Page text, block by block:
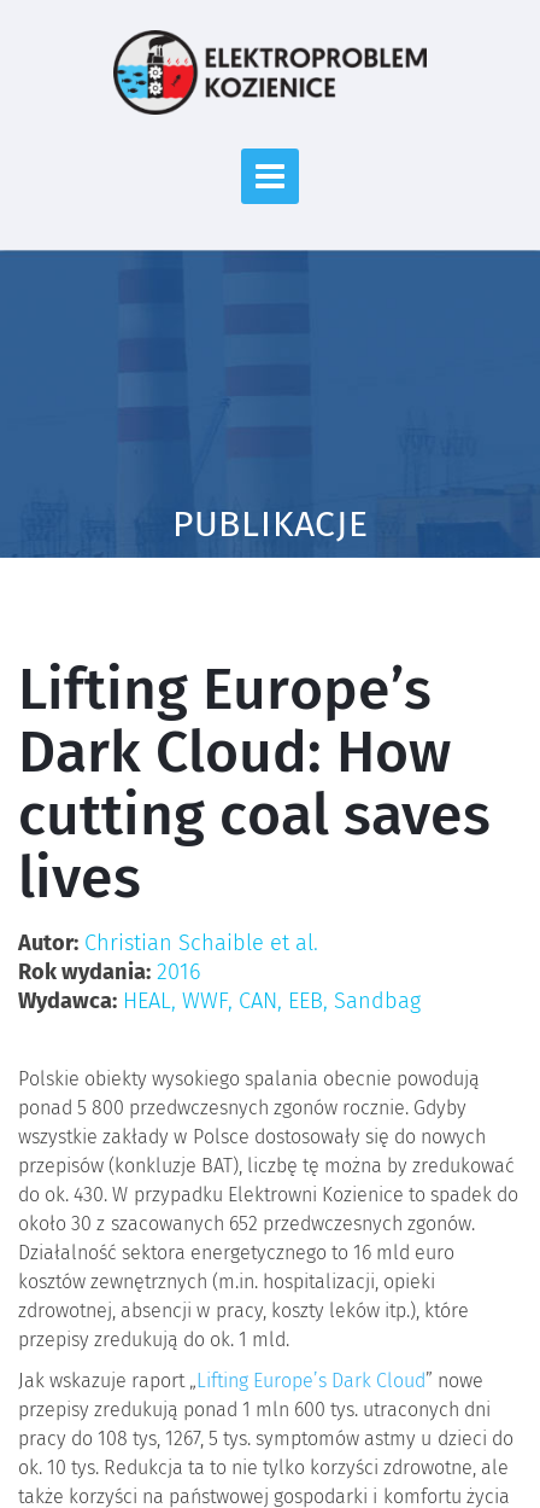
PUBLIKACJE
Lifting Europe’s
Dark Cloud: How
cutting coal saves
lives
Autor: Christian Schaible et al.
Rok wydania: 2016
Wydawca: HEAL, WWF, CAN, EEB, Sandbag
Polskie obiekty wysokiego spalania obecnie powodują
ponad 5 800 przedwczesnych zgonów rocznie. Gdyby
wszystkie zakłady w Polsce dostosowały się do nowych
przepisów (konkluzje BAT), liczbę tę można by zredukować
do ok. 430. W przypadku Elektrowni Kozienice to spadek do
około 30 z szacowanych 652 przedwczesnych zgonów.
Działalność sektora energetycznego to 16 mld euro
kosztów zewnętrznych (m.in. hospitalizacji, opieki
zdrowotnej, absencji w pracy, koszty leków itp.), które
przepisy zredukują do ok. 1 mld.
Jak wskazuje raport „ Lifting Europe’s Dark Cloud” nowe
przepisy zredukują ponad 1 mln 600 tys. utraconych dni
pracy do 108 tys, 1267, 5 tys. symptomów astmy u dzieci do
ok. 10 tys. Redukcja ta to nie tylko korzyści zdrowotne, ale
także korzyści na państwowej gospodarki i komfortu życia